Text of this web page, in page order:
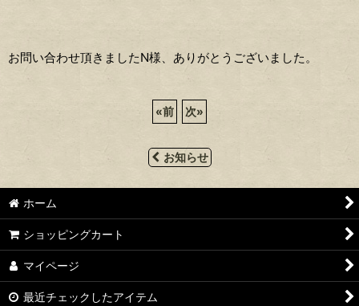
お問い合わせ頂きましたN様、ありがとうございました。
«前 次»
お知らせ
ホーム
ショッピングカート
マイページ
最近チェックしたアイテム